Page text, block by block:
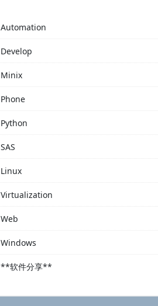
Automation
Develop
Minix
Phone
Python
SAS
Linux
Virtualization
Web
Windows
**软件分享**